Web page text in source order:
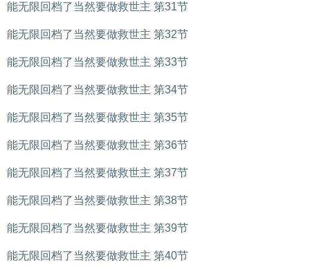
能无限回档了当然要做救世主 第31节
能无限回档了当然要做救世主 第32节
能无限回档了当然要做救世主 第33节
能无限回档了当然要做救世主 第34节
能无限回档了当然要做救世主 第35节
能无限回档了当然要做救世主 第36节
能无限回档了当然要做救世主 第37节
能无限回档了当然要做救世主 第38节
能无限回档了当然要做救世主 第39节
能无限回档了当然要做救世主 第40节